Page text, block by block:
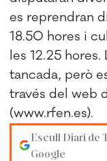
es reprendran
18.50 hores i
les 12.25
tancada, però
través del web
(www.rfen.es).
Escull Diari de
Google